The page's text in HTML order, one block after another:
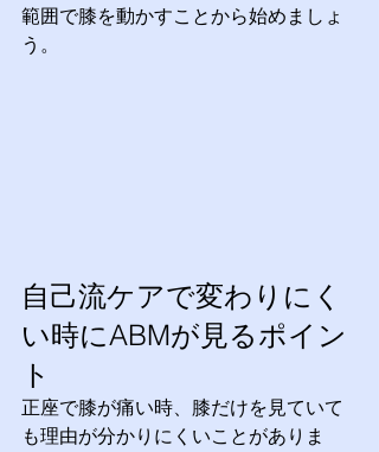
範囲で膝を動かすことから始めましょ
う。
自己流ケアで変わりにく
い時にABMが見るポイン
ト
正座で膝が痛い時、膝だけを見ていて
も理由が分かりにくいことがありま